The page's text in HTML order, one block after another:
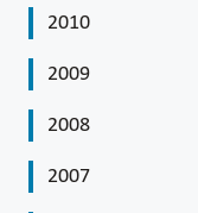
2010
2009
2008
2007